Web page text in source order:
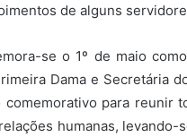
de alguns
se o 1º de maio
Dama e Secretária
para reunir
humanas,